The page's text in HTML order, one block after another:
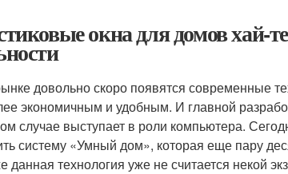
окна для домов хай-
довольно скоро появятся современные
экономичным и удобным. И главной
случае выступает в роли компьютера.
систему «Умный дом», которая еще пару
данная технология уже не считается некой